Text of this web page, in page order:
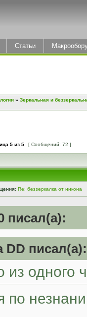
Статьи
» Зеркальная и
5 из 5 [ Сообщений: 72 ]
Re: беззеркалка от никона
писал(а):
DD писал(а):
из одного
по